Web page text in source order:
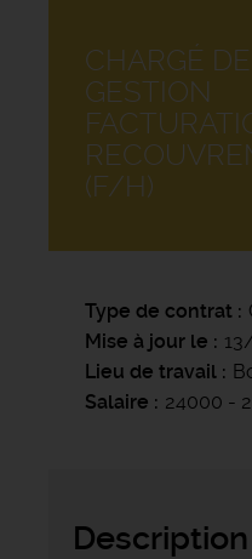
CHARGÉ DE
GESTION
(F/H)
Type de contrat
Mise à jour le
Lieu de travail
Salaire
24000 -